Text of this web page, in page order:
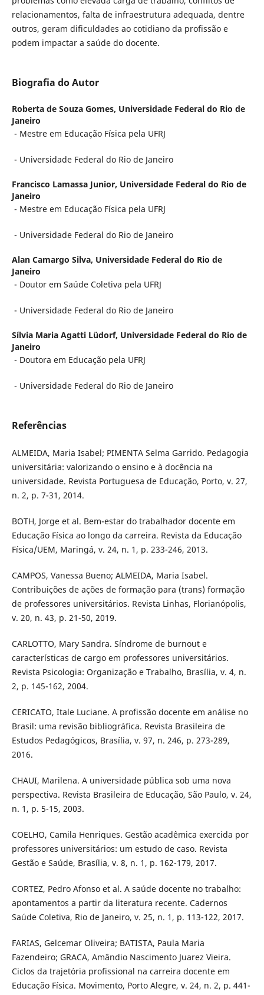
relacionamentos, falta de infraestrutura adequada, dentre
outros, geram dificuldades ao cotidiano da profissão e
podem impactar a saúde do docente.
Biografia do Autor
Roberta de Souza Gomes, Universidade Federal do Rio de
Janeiro
- Mestre em Educação Física pela UFRJ
- Universidade Federal do Rio de Janeiro
Francisco Lamassa Junior, Universidade Federal do Rio de
Janeiro
- Mestre em Educação Física pela UFRJ
- Universidade Federal do Rio de Janeiro
Alan Camargo Silva, Universidade Federal do Rio de
Janeiro
- Doutor em Saúde Coletiva pela UFRJ
- Universidade Federal do Rio de Janeiro
Sílvia Maria Agatti Lüdorf, Universidade Federal do Rio de
Janeiro
- Doutora em Educação pela UFRJ
- Universidade Federal do Rio de Janeiro
Referências
ALMEIDA, Maria Isabel; PIMENTA Selma Garrido. Pedagogia
universitária: valorizando o ensino e à docência na
universidade. Revista Portuguesa de Educação, Porto, v. 27,
n. 2, p. 7-31, 2014.
BOTH, Jorge et al. Bem-estar do trabalhador docente em
Educação Física ao longo da carreira. Revista da Educação
Física/UEM, Maringá, v. 24, n. 1, p. 233-246, 2013.
CAMPOS, Vanessa Bueno; ALMEIDA, Maria Isabel.
Contribuições de ações de formação para (trans) formação
de professores universitários. Revista Linhas, Florianópolis,
v. 20, n. 43, p. 21-50, 2019.
CARLOTTO, Mary Sandra. Síndrome de burnout e
características de cargo em professores universitários.
Revista Psicologia: Organização e Trabalho, Brasília, v. 4, n.
2, p. 145-162, 2004.
CERICATO, Itale Luciane. A profissão docente em análise no
Brasil: uma revisão bibliográfica. Revista Brasileira de
Estudos Pedagógicos, Brasília, v. 97, n. 246, p. 273-289,
2016.
CHAUI, Marilena. A universidade pública sob uma nova
perspectiva. Revista Brasileira de Educação, São Paulo, v. 24,
n. 1, p. 5-15, 2003.
COELHO, Camila Henriques. Gestão acadêmica exercida por
professores universitários: um estudo de caso. Revista
Gestão e Saúde, Brasília, v. 8, n. 1, p. 162-179, 2017.
CORTEZ, Pedro Afonso et al. A saúde docente no trabalho:
apontamentos a partir da literatura recente. Cadernos
Saúde Coletiva, Rio de Janeiro, v. 25, n. 1, p. 113-122, 2017.
FARIAS, Gelcemar Oliveira; BATISTA, Paula Maria
Fazendeiro; GRACA, Amândio Nascimento Juarez Vieira.
Ciclos da trajetória profissional na carreira docente em
Educação Física. Movimento, Porto Alegre, v. 24, n. 2, p. 441-